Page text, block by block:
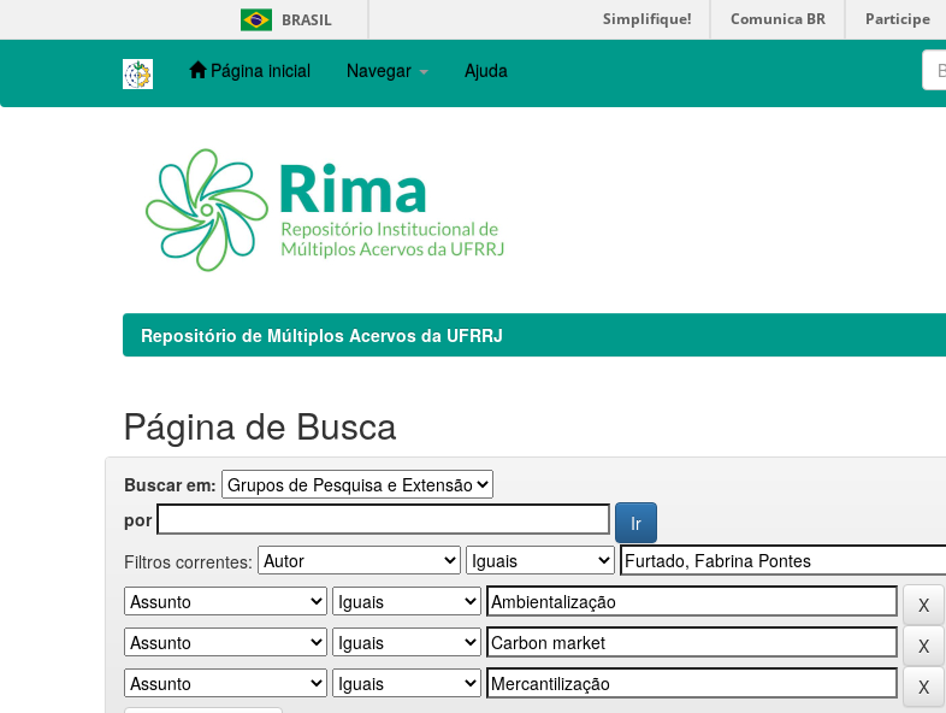
navigation
BRASIL Simplifique! Comunica BR Participe
Página inicial Navegar Ajuda
Repositório de Múltiplos Acervos da UFRRJ
Página de Busca
Buscar em:
por
Filtros correntes: